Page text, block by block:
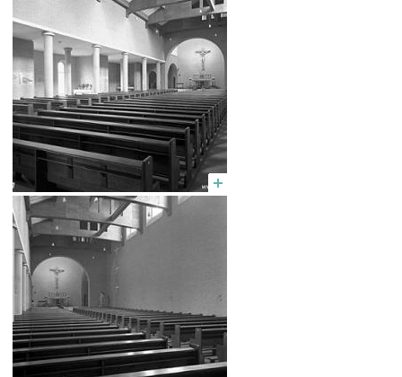
met het Christusmonogram. Op
een houten sokkel in de
dagkapel.